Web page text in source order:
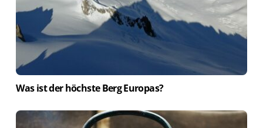
Was ist der höchste Berg Europas?